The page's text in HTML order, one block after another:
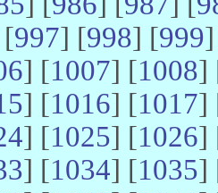
997] [998] [999
] [1007] [1008]
] [1016] [1017]
] [1025] [1026]
] [1034] [1035]